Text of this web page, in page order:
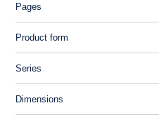
Pages
Product form
Series
Dimensions